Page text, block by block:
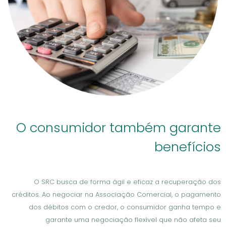
O consumidor também garante
benefícios
O SRC busca de forma ágil e eficaz a recuperação dos
créditos. Ao negociar na Associação Comercial, o pagamento
dos débitos com o credor, o consumidor ganha tempo e
garante uma negociação flexível que não afeta seu